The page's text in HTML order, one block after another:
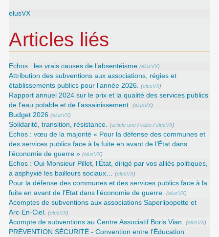
elusVX
Articles liés
Echos : les vrais causes de l’absentéisme (elusVX)
Attribution des subventions aux associations, régies et
établissements publics pour l’année 2026. (elusVX)
Rapport annuel 2024 sur le prix et la qualité des services publics
de l’eau potable et de l’assainissement. (elusVX)
Budget 2026 (elusVX)
Solidarité, transition, résistance. (article une /edito /elusVX)
Echos : vœu de la majorité « Pour la défense des communes et
des services publics face à la fuite en avant de l’État dans
l’économie de guerre » (elusVX)
Echos : Oui Monsieur Pillet, l’État, dirigé par vos alliés politiques,
a asphyxié les bailleurs sociaux… (elusVX)
Pour la défense des communes et des services publics face à la
fuite en avant de l’Etat dans l’économie de guerre. (elusVX)
Acomptes de subventions aux associations Saperlipopette et
Arc-En-Ciel. (elusVX)
Acompte de subventions au Centre Associatif Boris Vian. (elusVX)
PRÉVENTION SÉCURITÉ - Convention entre l’Éducation